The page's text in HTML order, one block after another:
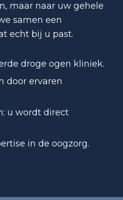
maar naar uw gehele
samen een
echt bij u past.
droge ogen kliniek.
door ervaren
u wordt direct
in de oogzorg.